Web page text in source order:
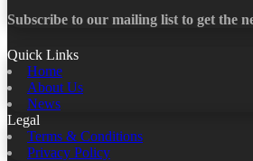
Subscribe to our mailing list to get the
Quick Links
Home
About Us
News
Legal
Terms & Conditions
Privacy Policy